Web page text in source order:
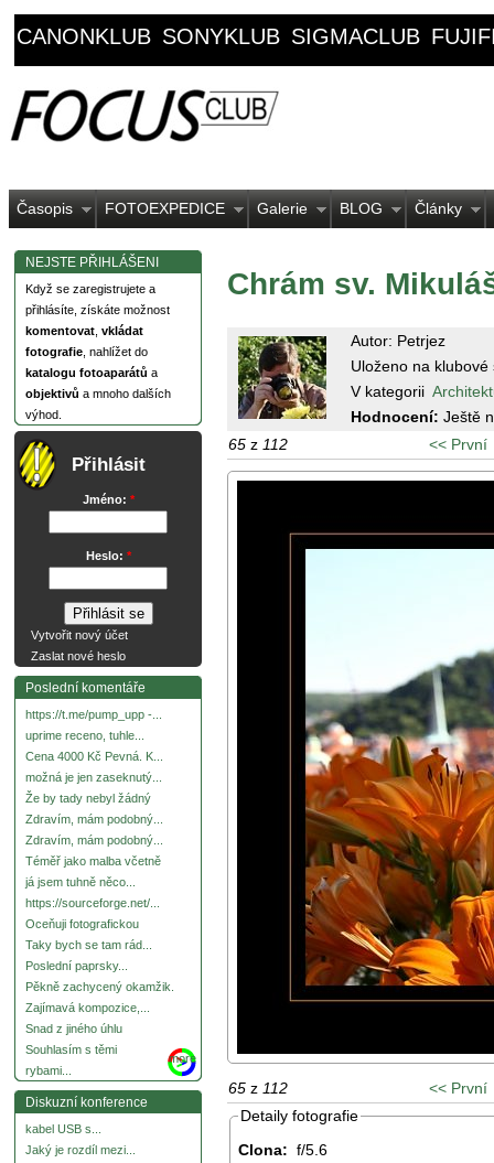
CANONKLUB SONYKLUB SIGMACLUB
Časopis FOTOEXPEDICE Galerie BLOG Články
NEJSTE PŘIHLÁŠENI
Když se zaregistrujete a
přihlásíte, získáte možnost
komentovat vkládat
fotografie , nahlížet do
katalogu fotoaparátů a
objektivů a mnoho dalších
výhod.
Přihlásit
Jméno: *
Heslo: *
Vytvořit nový účet
Zaslat nové heslo
Poslední komentáře
https://t.me/pump_upp -...
uprime receno, tuhle...
Cena 4000 Kč Pevná. K...
možná je jen zaseknutý...
Že by tady nebyl žádný
Zdravím, mám podobný...
Zdravím, mám podobný...
Téměř jako malba včetně
já jsem tuhně něco...
https://sourceforge.net/...
Oceňuji fotografickou
Taky bych se tam rád...
Poslední paprsky...
Pěkně zachycený okamžik.
Zajímavá kompozice,...
Snad z jiného úhlu
Souhlasím s těmi
rybami...
more
Diskuzní konference
kabel USB s...
Jaký je rozdíl mezi...
Chrám sv.
Autor: Petrjez
Uloženo na klubové
V kategorii
Hodnocení: Ještě
65 z 112 << První
65 z 112
<< První
Detaily fotografie
Clona: f/5.6